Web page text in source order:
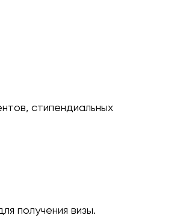
стипендиальных
получения визы.